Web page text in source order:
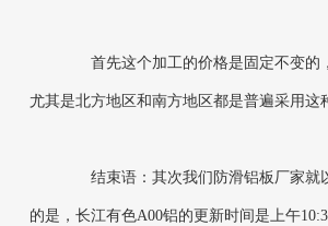
首先这个加工的价格是固定不变的，
尤其是北方地区和南方地区都是普遍采用这
结束语：其次我们防滑铝板厂家就以
的是，长江有色A00铝的更新时间是上午